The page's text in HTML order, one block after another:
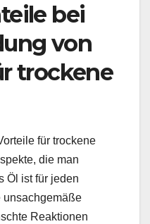
bei
von
trockene
für trockene
die man
Öl ist für jeden
unsachgemäße
Reaktionen